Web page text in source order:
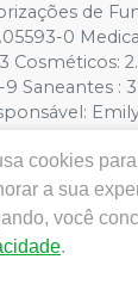
de
0
Cosméticos:
Saneantes :
| Política de
ilustrativas -
sujeitos a
no site, o
Não
o direito
cookies
a sua
você
.